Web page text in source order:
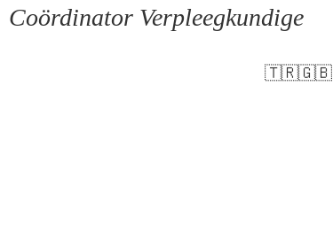
Coördinator Verpleegkundige
🇹🇷🇬🇧